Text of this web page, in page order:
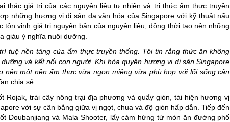
thác giá trị của các nguyên liệu tự nhiên và tri thức ẩm thực truyền
những hương vị di sản đa văn hóa của Singapore với kỹ thuật nấu
vinh giá trị nguyên bản của nguyên liệu, đồng thời tạo nên những
giàu ý nghĩa nuôi dưỡng.
tuệ nền tảng của ẩm thực truyền thống. Tôi tin rằng thức ăn không
và kết nối con người. Khi hòa quyện hương vị di sản Singapore
nên một nền ẩm thực vừa ngon miệng vừa phù hợp với lối sống cân
chia sẻ.
Rojak, trái cây nông trại địa phương và quẩy giòn, tái hiện hương vị
với sự cân bằng giữa vị ngọt, chua và độ giòn hấp dẫn.Tiếp đến
Doubanjiang và Mala Shooter, lấy cảm hứng từ món ăn đường phố